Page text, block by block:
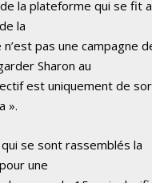
la plateforme qui se fit
la
pas une campagne
Sharon au
est uniquement de
».
se sont rassemblés la
une